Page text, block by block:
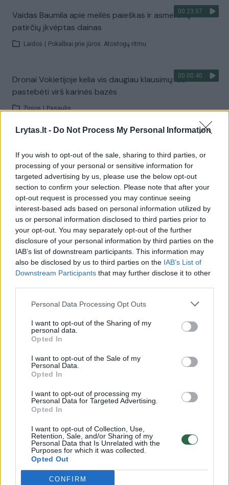
Lrytas.lt - Do Not Process My Personal Information
If you wish to opt-out of the sale, sharing to third parties, or
processing of your personal or sensitive information for
targeted advertising by us, please use the below opt-out
section to confirm your selection. Please note that after your
opt-out request is processed you may continue seeing
interest-based ads based on personal information utilized by
us or personal information disclosed to third parties prior to
your opt-out. You may separately opt-out of the further
disclosure of your personal information by third parties on the
IAB’s list of downstream participants. This information may
also be disclosed by us to third parties on the IAB’s List of
Downstream Participants that may further disclose it to other
Personal Data Processing Opt Outs
I want to opt-out of the Sharing of my
personal data.
Opted In
I want to opt-out of the Sale of my
Personal Data.
Opted In
I want to opt-out of processing my
Personal Data for Targeted Advertising.
Opted In
I want to opt-out of Collection, Use,
Retention, Sale, and/or Sharing of my
Personal Data that Is Unrelated with the
Purposes for which it was collected.
Opted Out
CONFIRM
00:23:57
Vaidas Baumila apie meilės paieškas ir asmeninių
patirčių įkvėptas dainas
Laidos Pokalbiai prie jūros. Atostogų ritmu
00:00:40
Dronai Vokietijoje kelia vis daugiau klausimų: du
pastebėti virš karinės bazės
Žinios | Pasaulis
Žiūrimiausi įrašai
00:00:30
Vaizdai iš tragiškos avarijos Vilniaus r.: dviejų moterų ir
vaiko gyvybių išgelbėti nepavyko
00:00:57
32 laipsnių šilumos
Žinios | Orai
V. Zalužno pasisakymą laiko bandymu įsitvirtinti
Ukrainos politikoje: jis yra neteisus
prieš mirtį: „Tai buvo simbolinis mūsų pagerbimo
ženklas“
Žinios | Lietuvos diena